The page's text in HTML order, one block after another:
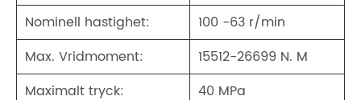
Nominell hastighet:
100 -63 r/min
Max. Vridmoment:
15512-26699 N. M
Maximalt tryck:
40 MPa